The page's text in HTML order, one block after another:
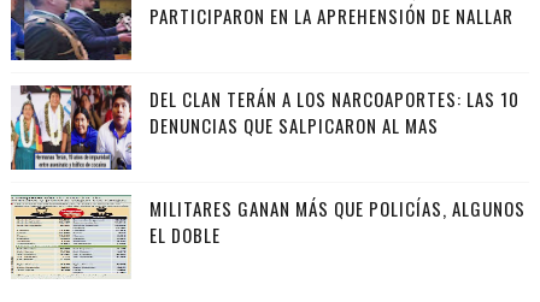
PARTICIPARON EN LA APREHENSIÓN DE NALLAR
DEL CLAN TERÁN A LOS NARCOAPORTES: LAS 10
DENUNCIAS QUE SALPICARON AL MAS
MILITARES GANAN MÁS QUE POLICÍAS, ALGUNOS
EL DOBLE